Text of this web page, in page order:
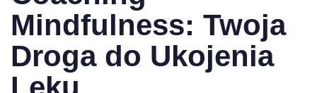
Mindfulness: Twoja
Droga do Ukojenia